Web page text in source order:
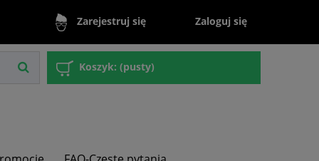
Zarejestruj się Zaloguj się
Koszyk: (pusty)